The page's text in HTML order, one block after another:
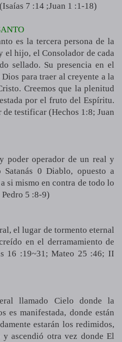
7 :14 ;Juan 1 :1-18)
es la tercera persona de la
el hijo, el Consolador de cada
sellado. Su presencia en el
para traer al creyente a la
Creemos que la plenitud
por el fruto del Espíritu.
testificar (Hechos 1:8; Juan
poder operador de un real y
Satanás 0 Diablo, opuesto a
si mismo en contra de todo lo
Pedro 5 :8-9)
el lugar de tormento eternal
en el derramamiento de
16 :19~31; Mateo 25 :46; II
llamado Cielo donde la
es manifestada, donde están
estarán los redimidos,
y ascendió otra vez donde El